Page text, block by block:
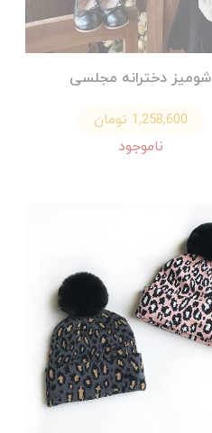
شومیز دخترانه مجلسی
1,258,600 تومان
ناموجود